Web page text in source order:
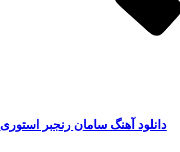
دانلود آهنگ سامان رنجبر استوری